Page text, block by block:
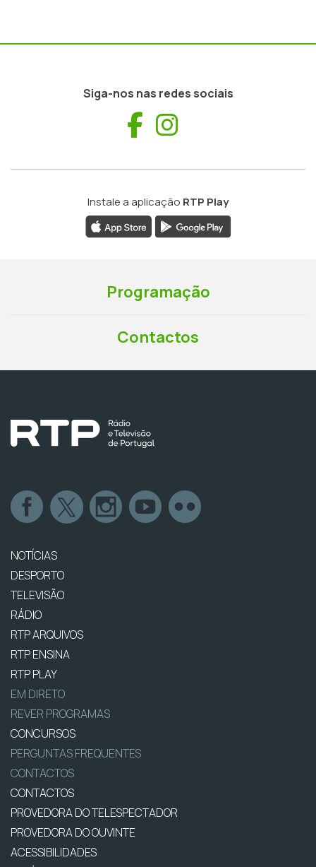
Siga-nos nas redes sociais
Facebook
Instale a aplicação RTP Play
Programação
Contactos
NOTÍCIAS
DESPORTO
TELEVISÃO
RÁDIO
RTP ARQUIVOS
RTP ENSINA
RTP PLAY
EM DIRETO
REVER PROGRAMAS
CONCURSOS
PERGUNTAS FREQUENTES
CONTACTOS
CONTACTOS
PROVEDORA DO TELESPECTADOR
PROVEDORA DO OUVINTE
ACESSIBILIDADES